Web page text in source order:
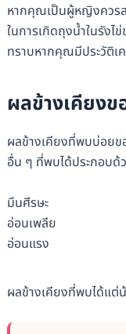
หากคุณเป็นผู้หญิงควร
ในการเกิดถุงน้ำในรัง
ทราบหากคุณมีประวัติเ
ผลข้างเคียงข
ผลข้างเคียงที่พบบ่อยข
อื่น ๆ ที่พบได้ประกอบด้
มึนศีรษะ
อ่อนเพลีย
อ่อนแรง
ผลข้างเคียงที่พบได้แต่